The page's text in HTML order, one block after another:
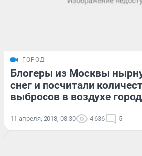
ГОРОД
Блогеры из Москвы
снег и посчитали
выбросов в воздухе
11 апреля, 2018, 08:30 4 636 5